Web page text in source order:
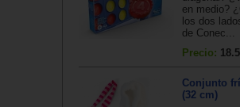
en medio?
los dos
de Conec...
Precio:
Conjunto
(32 cm)